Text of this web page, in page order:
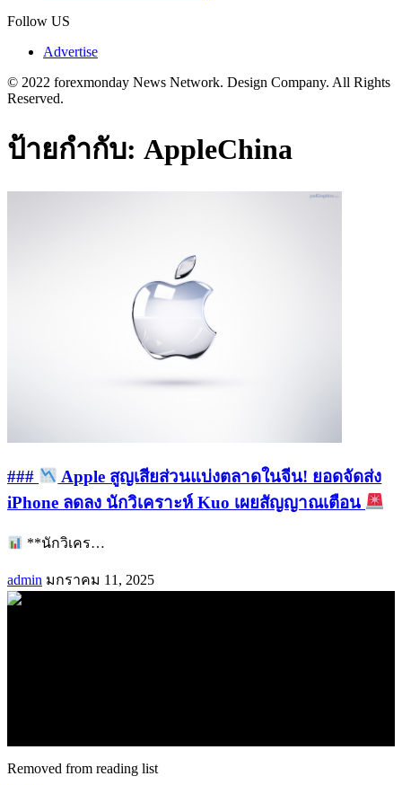
Follow US
Advertise
© 2022 forexmonday News Network. Design Company. All Rights
Reserved.
ป้ายกำกับ: AppleChina
###
Apple สูญเสียส่วนแบ่งตลาดในจีน! ยอดจัดส่ง
iPhone ลดลง นักวิเคราะห์ Kuo เผยสัญญาณเตือน
**นักวิเคร…
admin มกราคม 11, 2025
Removed from reading list